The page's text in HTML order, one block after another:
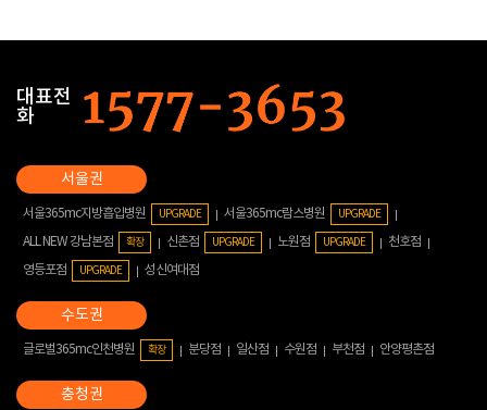
대표전
화
서울365mc지방흡입병원 UPGRADE 서울365mc람스병원 UPGRADE
ALL NEW 강남본점 확장 신촌점 UPGRADE 노원점 UPGRADE
천호점
영등포점
UPGRADE 성신여대점
글로벌365mc인천병원 확장 분당점 일산점 수원점 부천점 안양평촌점